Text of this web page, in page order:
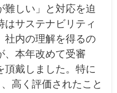
難しい」と対応を迫
はサステナビリティ
社内の理解を得るの
、本年改めて受審
頂戴しました。特に
高く評価されたこと